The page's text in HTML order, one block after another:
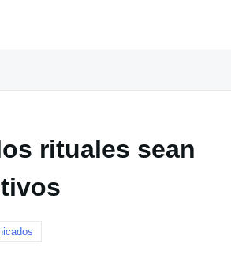
rituales sean